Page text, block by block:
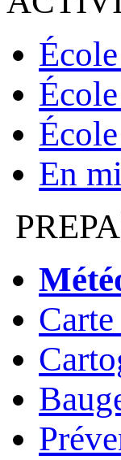
En